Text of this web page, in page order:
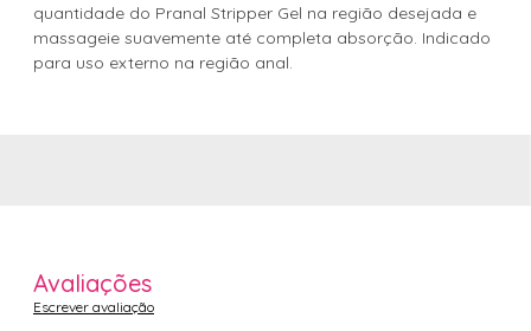
quantidade do Pranal Stripper Gel na região desejada e
massageie suavemente até completa absorção. Indicado
para uso externo na região anal.
Avaliações
Escrever avaliação